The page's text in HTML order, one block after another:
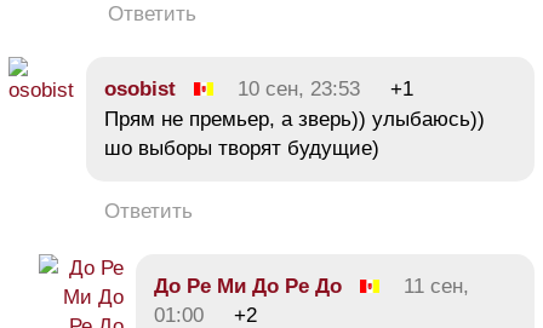
Ответить
osobist 10 сен, 23:53
+1
Прям не премьер, а зверь)) улыбаюсь))
шо выборы творят будущие)
Ответить
До Ре Ми До Ре До
11 сен,
01:00
+2